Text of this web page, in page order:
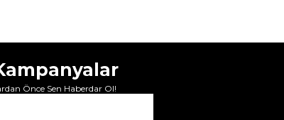
Önce Sen Haberdar Ol!